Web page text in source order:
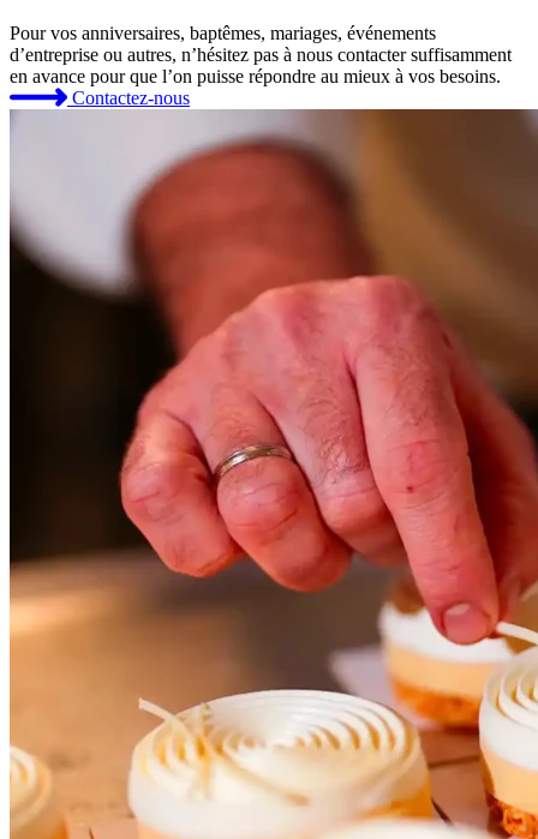
Pour vos anniversaires, baptêmes, mariages, événements
d’entreprise ou autres, n’hésitez pas à nous contacter suffisamment
en avance pour que l’on puisse répondre au mieux à vos besoins.
Contactez-nous